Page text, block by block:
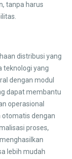
tanpa harus
distribusi yang
teknologi yang
dengan modul
dapat membantu
operasional
otomatis dengan
proses,
lebih mudah